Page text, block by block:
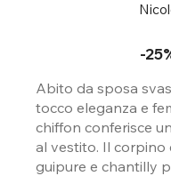
-
Abito da sposa
tocco eleganza e
chiffon conferisce
al vestito. Il corpino
guipure e chantilly